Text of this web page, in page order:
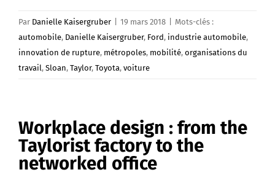
Par Danielle Kaisergruber 19 mars 2018
Mots-clés :
automobile, Danielle Kaisergruber, Ford, industrie automobile,
innovation de rupture, métropoles, mobilité, organisations du
travail, Sloan, Taylor, Toyota, voiture
Workplace design : from the
Taylorist factory to the
networked office